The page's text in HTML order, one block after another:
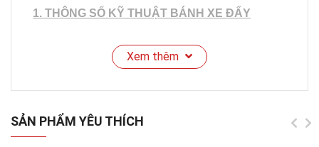
1. THÔNG SỐ KỸ THUẬT BÁNH XE ĐẨY
HÀNG BẰNG NHỰA TPU:
Xem thêm
SẢN PHẨM YÊU THÍCH